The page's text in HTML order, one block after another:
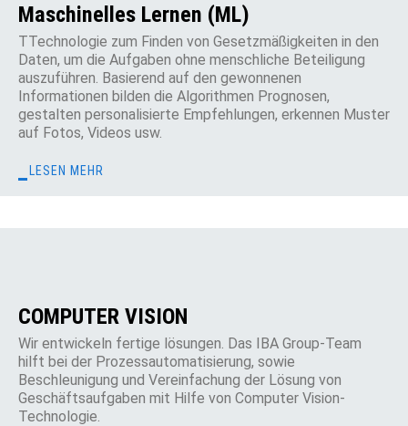
Maschinelles Lernen (ML)
ТTechnologie zum Finden von Gesetzmäßigkeiten in den
Daten, um die Aufgaben ohne menschliche Beteiligung
auszuführen. Basierend auf den gewonnenen
Informationen bilden die Algorithmen Prognosen,
gestalten personalisierte Empfehlungen, erkennen Muster
auf Fotos, Videos usw.
LESEN MEHR
COMPUTER VISION
Wir entwickeln fertige lösungen. Das IBA Group-Team
hilft bei der Prozessautomatisierung, sowie
Beschleunigung und Vereinfachung der Lösung von
Geschäftsaufgaben mit Hilfe von Computer Vision-
Technologie.